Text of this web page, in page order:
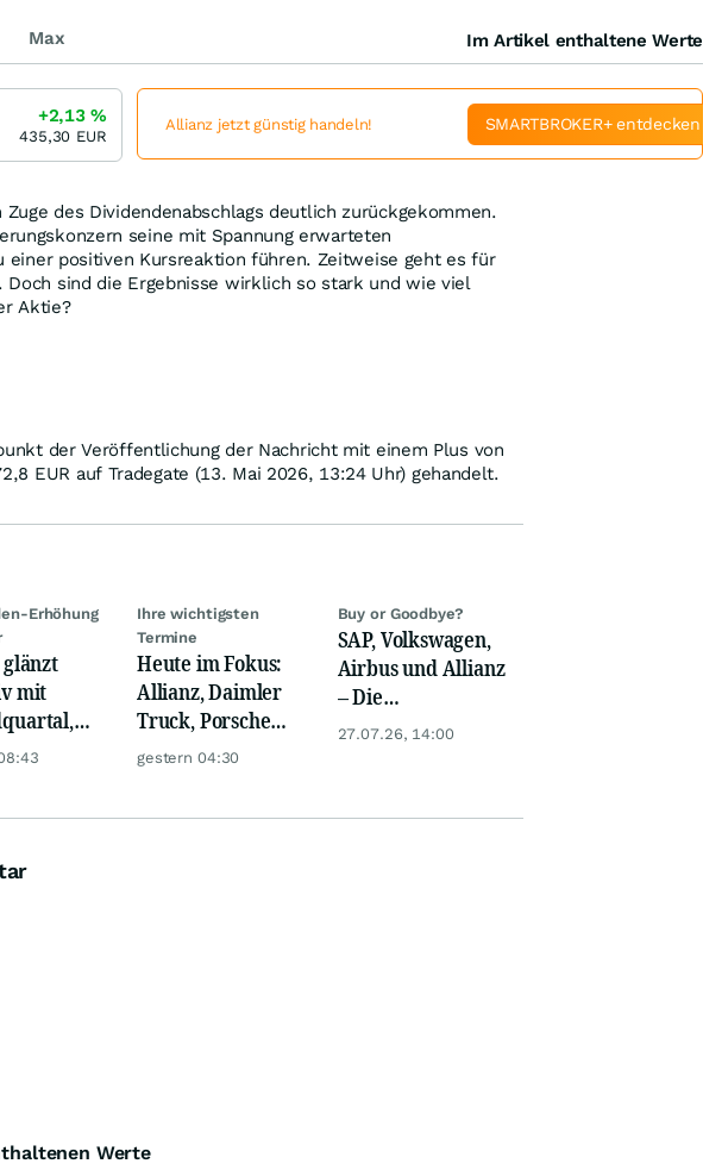
des Dividendenabschlags deutlich zurückgekommen.
seine mit Spannung erwarteten
einer positiven Kursreaktion führen. Zeitweise geht es für
Doch sind die Ergebnisse wirklich so stark und wie viel
Aktie?
der Veröffentlichung der Nachricht mit einem Plus von
EUR auf Tradegate (13. Mai 2026, 13:24 Uhr) gehandelt.
Erhöhung
mit
Ihre wichtigsten
Termine
Heute im Fokus:
Allianz, Daimler
Truck, Porsche
Automobil Holding
gestern 04:30
Buy or Goodbye?
SAP, Volkswagen,
Airbus und Allianz
– Die
Analystenstimmen
27.07.26, 14:00
Werte
Max Im Artikel enthaltene Werte
+2,13%
435,30 EUR
Allianz jetzt günstig handeln! SMARTBROKER+ entdecken